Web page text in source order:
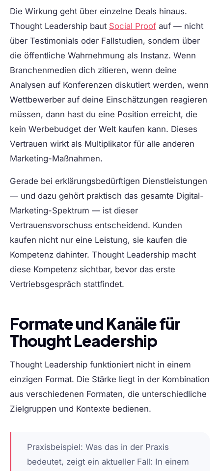
Die Wirkung geht über einzelne Deals hinaus.
Thought Leadership baut Social Proof auf — nicht
über Testimonials oder Fallstudien, sondern über
die öffentliche Wahrnehmung als Instanz. Wenn
Branchenmedien dich zitieren, wenn deine
Analysen auf Konferenzen diskutiert werden, wenn
Wettbewerber auf deine Einschätzungen reagieren
müssen, dann hast du eine Position erreicht, die
kein Werbebudget der Welt kaufen kann. Dieses
Vertrauen wirkt als Multiplikator für alle anderen
Marketing-Maßnahmen.
Gerade bei erklärungsbedürftigen Dienstleistungen
— und dazu gehört praktisch das gesamte Digital-
Marketing-Spektrum — ist dieser
Vertrauensvorschuss entscheidend. Kunden
kaufen nicht nur eine Leistung, sie kaufen die
Kompetenz dahinter. Thought Leadership macht
diese Kompetenz sichtbar, bevor das erste
Vertriebsgespräch stattfindet.
Formate und Kanäle für
Thought Leadership
Thought Leadership funktioniert nicht in einem
einzigen Format. Die Stärke liegt in der Kombination
aus verschiedenen Formaten, die unterschiedliche
Zielgruppen und Kontexte bedienen.
Praxisbeispiel: Was das in der Praxis
bedeutet, zeigt ein aktueller Fall: In einem